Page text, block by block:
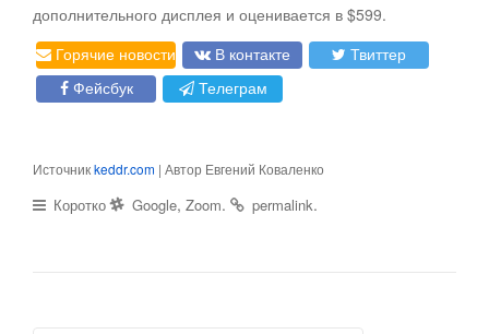
дополнительного дисплея и оценивается в $599.
Горячие новости
В контакте
Твиттер
Фейсбук
Телеграм
Источникkeddr.com | Автор Евгений Коваленко
Коротко Google, Zoom. permalink.